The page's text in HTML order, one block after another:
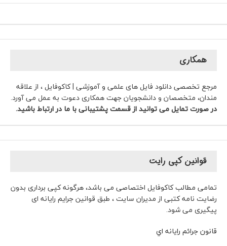
همکاری
مرجع تخصصی دانلود فایل های علمی و آموزشی | کاکوفایل ، از علاقه
مندان، متخصصان و دانشجویان جهت همکاری دعوت به عمل می آورد.
در صورت تمایل می توانید از قسمت پشتیبانی با ما در ارتباط باشید.
قوانین کپی رایت
تمامی مطالب کاکوفایل اختصاصی می باشد، هرگونه کپی برداری بدون
رضایت نامه کتبی از مدیران سایت ، طبق قوانین جرایم رایانه ای
پیگیری می شود.
قانون جرائم رايانه‌ اي